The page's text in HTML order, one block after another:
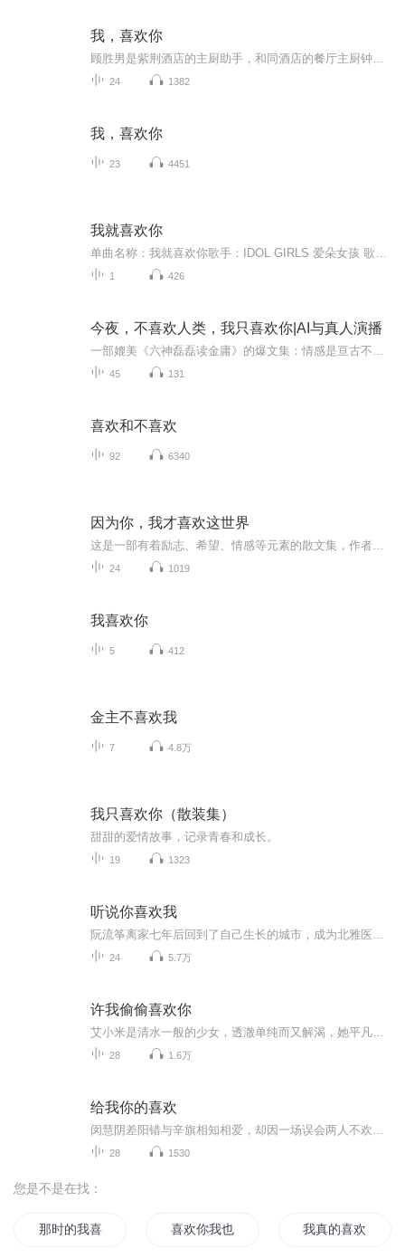
我，喜欢你
24 1382
我，喜欢你
23 4451
我就喜欢你
1 426
今夜，不喜欢人类，我只喜欢你|AI与真人演播
45 131
喜欢和不喜欢
92 6340
因为你，我才喜欢这世界
24 1019
我喜欢你
5 412
金主不喜欢我
7 4.8万
我只喜欢你（散装集）
甜甜的爱情故事，记录青春和成长。
19 1323
听说你喜欢我
24 5.7万
许我偷偷喜欢你
28 1.6万
给我你的喜欢
28 1530
您是不是在找：
那时的我喜欢你 喜欢你我也是 我真的喜欢过你吗